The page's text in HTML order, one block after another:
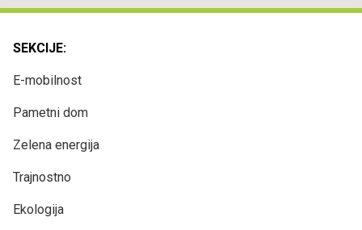
SEKCIJE:
E-mobilnost
Pametni dom
Zelena energija
Trajnostno
Ekologija